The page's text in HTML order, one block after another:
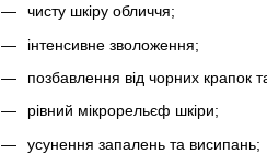
чисту шкіру обличчя;
інтенсивне зволоження;
позбавлення від чорних крапок
рівний мікрорельєф шкіри;
усунення запалень та висипань;